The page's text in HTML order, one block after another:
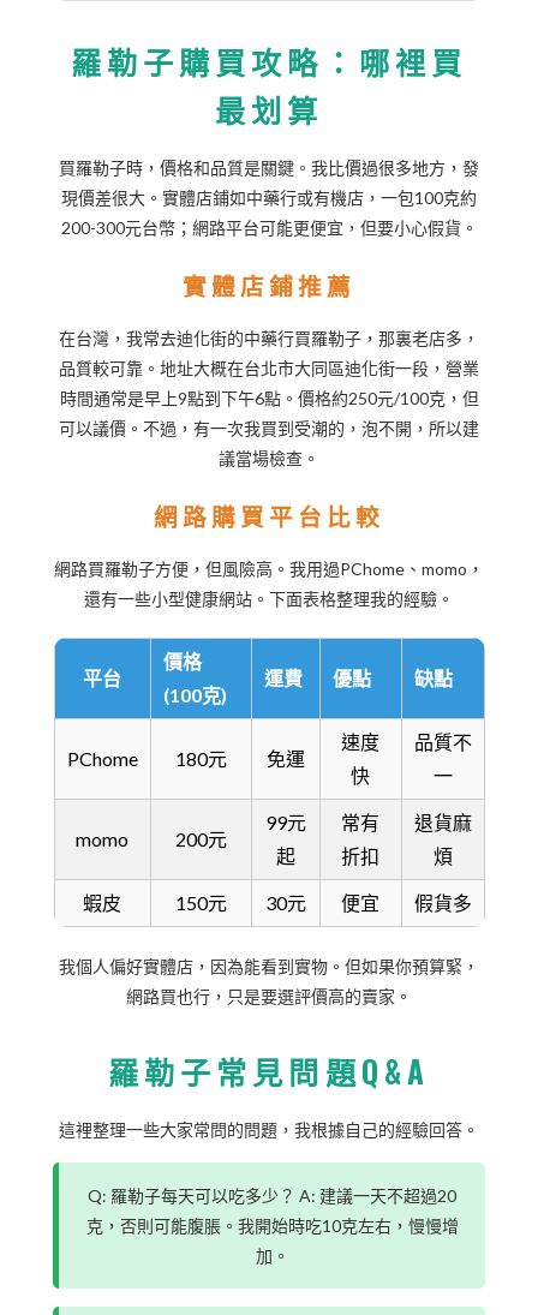
羅勒子購買攻略：哪裡買
最划算
買羅勒子時，價格和品質是關鍵。我比價過很多地方，發
現價差很大。實體店鋪如中藥行或有機店，一包100克約
200-300元台幣；網路平台可能更便宜，但要小心假貨。
實體店鋪推薦
在台灣，我常去迪化街的中藥行買羅勒子，那裏老店多，
品質較可靠。地址大概在台北市大同區迪化街一段，營業
時間通常是早上9點到下午6點。價格約250元/100克，但
可以議價。不過，有一次我買到受潮的，泡不開，所以建
議當場檢查。
網路購買平台比較
網路買羅勒子方便，但風險高。我用過PChome、momo，
還有一些小型健康網站。下面表格整理我的經驗。
平台
價格
(100克)
運費 優點 缺點
PChome 180元 免運
速度
快
品質不
一
momo 200元
99元
起
常有
折扣
退貨麻
煩
蝦皮 150元 30元 便宜 假貨多
我個人偏好實體店，因為能看到實物。但如果你預算緊，
網路買也行，只是要選評價高的賣家。
羅勒子常見問題Q&A
這裡整理一些大家常問的問題，我根據自己的經驗回答。
Q: 羅勒子每天可以吃多少？ A: 建議一天不超過20
克，否則可能腹脹。我開始時吃10克左右，慢慢增
加。